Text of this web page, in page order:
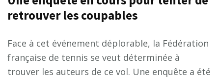
retrouver les coupables
Face à cet événement déplorable, la Fédération
française de tennis se veut déterminée à
trouver les auteurs de ce vol. Une enquête a été